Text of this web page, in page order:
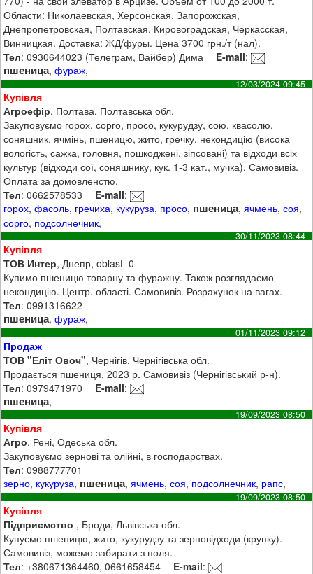
Области: Николаевская, Херсонская, Запорожская,
Днепропетровская, Полтавская, Кировоградская, Черкасская,
Винницкая. Доставка: ЖД/фуры. Цена 3700 грн./т (нал).
Тел: 0930644023 (Телеграм, Вайбер) Дима E-mail:
пшеница,фураж,
12/03/2024 09:45
Купівля
Агроефір, Полтава, Полтавська обл.
Закуповуємо горох, сорго, просо, кукурудзу, сою, квасолю,
соняшник, ячмінь, пшеницю, жито, гречку, некондицію (висока
вологість, сажка, головня, пошкоджені, зіпсовані) та відходи всіх
культур (відходи сої, соняшнику, кук. 1-3 кат., мучка). Самовивіз.
Оплата за домовленстю.
Тел: 0662578533 E-mail:
горох,фасоль, гречиха, кукуруза, просо, пшеница,ячмень,соя,
сорго, подсолнечник,
30/11/2023 08:44
Купівля
ТОВ Интер, Днепр, oblast_0
Купимо пшеницю товарну та фуражну. Також розглядаємо
некондицію. Центр. області. Самовивіз. Розрахунок на вагах.
Тел: 0991316622
пшеница,фураж,
01/11/2023 09:12
Продаж
ТОВ "Еліт Овоч", Чернігів, Чернігівська обл.
Продається пшениця. 2023 р. Самовивіз (Чернігівський р-н).
Тел: 0979471970 E-mail:
пшеница,
19/09/2023 08:50
Купівля
Агро, Рені, Одеська обл.
Закуповуємо зернові та олійні, в господарствах.
Тел: 0988777701
зерно, кукуруза, пшеница,ячмень,соя, подсолнечник, рапс,
19/09/2023 08:50
Купівля
Підприємство , Броди, Львівська обл.
Купуємо пшеницю, жито, кукурудзу та зерновідходи (крупку).
Самовивіз, можемо забирати з поля.
Тел: +380671364460, 0661658454 E-mail: